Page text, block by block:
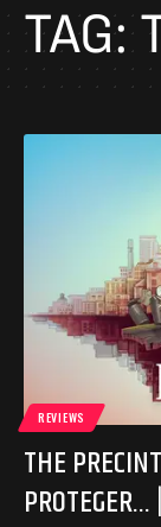
TAG:
REVIEWS
THE